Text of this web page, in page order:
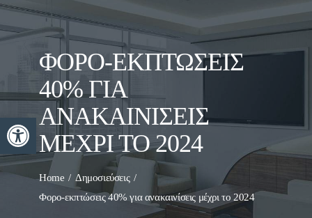
Ανοίξτε τη γραμμή εργαλείων
ΦΟΡΟ-ΕΚΠΤΏΣΕΙΣ
40% ΓΙΑ
ΑΝΑΚΑΙΝΊΣΕΙΣ
ΜΈΧΡΙ ΤΟ 2024
Home
Δημοσιεύσεις
Φορο-εκπτώσεις 40% για ανακαινίσεις μέχρι το 2024